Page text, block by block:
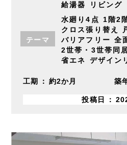
給湯器
リビング
テーマ
水廻り4点
1階2
クロス張り替え
バリアフリー 全
2世帯・3世帯同
省エネ
デザイン
工期 約2か月 築
投稿日